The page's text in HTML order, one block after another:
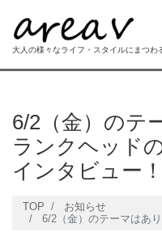
大人の様々なライフ・スタイルにまつわ
6/2（金）のテ
ランクヘッド
インタビュー！
TOP
お知らせ
6/2（金）のテーマはありません！